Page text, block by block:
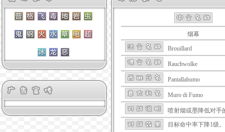
烟幕
Brouillard
Rauchwolke
Pantallahumo
Muro di Fumo
喷射烟或墨降低对手
目标命中率下降1级。